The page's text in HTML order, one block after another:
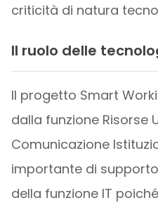
criticità di natura
Il ruolo delle
Il progetto Smart
dalla funzione Risorse
Comunicazione
importante di
della funzione IT poiché